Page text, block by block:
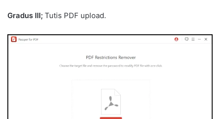
Gradus III; Tutis PDF upload.